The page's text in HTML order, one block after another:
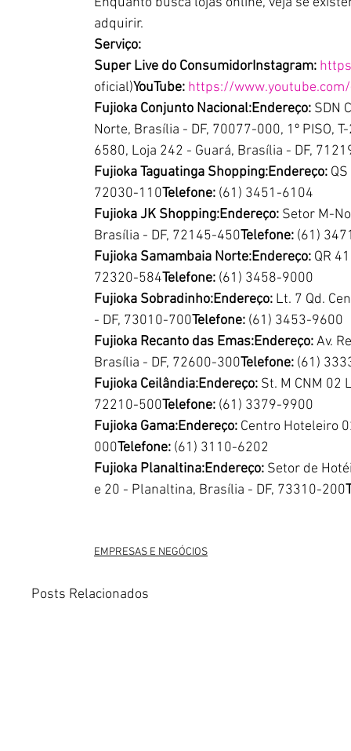
adquirir.
Serviço:
Super Live do ConsumidorInstagram:
oficial)YouTube: https://
Fujioka Conjunto Nacional:Endereço: SDN
Norte, Brasília - DF, 70077-000, 1º PISO,
6580, Loja 242 - Guará, Brasília - DF,
Fujioka Taguatinga Shopping:Endereço:
72030-110Telefone: (61) 3451-6104
Fujioka JK Shopping:Endereço: Setor M-
Brasília - DF, 72145-450Telefone: (61)
Fujioka Samambaia Norte:Endereço: QR
72320-584Telefone: (61) 3458-9000
Fujioka Sobradinho:Endereço: Lt. 7 Qd.
- DF, 73010-700Telefone: (61) 3453-9600
Fujioka Recanto das Emas:Endereço: Av.
Brasília - DF, 72600-300Telefone: (61)
Fujioka Ceilândia:Endereço: St. M CNM 02
72210-500Telefone: (61) 3379-9900
Fujioka Gama:Endereço: Centro Hoteleiro
000Telefone: (61) 3110-6202
Fujioka Planaltina:Endereço: Setor de
e 20 - Planaltina, Brasília - DF, 73310-200
EMPRESAS E NEGÓCIOS
Posts Relacionados